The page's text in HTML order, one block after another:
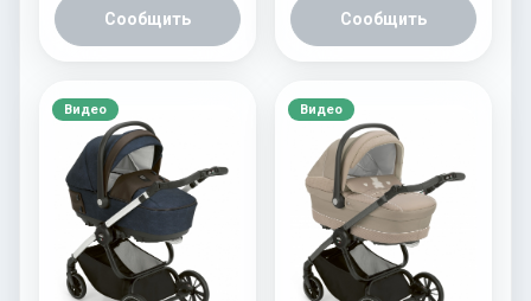
Сообщить Сообщить
Видео Видео